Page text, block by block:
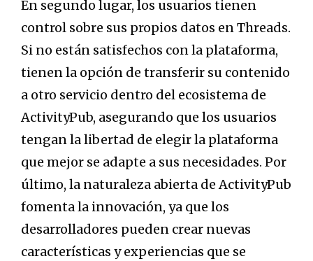
En segundo lugar, los usuarios tienen
control sobre sus propios datos en Threads.
Si no están satisfechos con la plataforma,
tienen la opción de transferir su contenido
a otro servicio dentro del ecosistema de
ActivityPub, asegurando que los usuarios
tengan la libertad de elegir la plataforma
que mejor se adapte a sus necesidades. Por
último, la naturaleza abierta de ActivityPub
fomenta la innovación, ya que los
desarrolladores pueden crear nuevas
características y experiencias que se